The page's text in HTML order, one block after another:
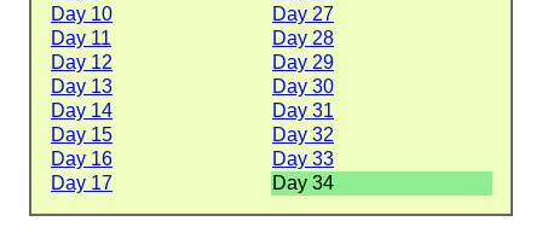
Day 10
Day 27
Day 11
Day 28
Day 12
Day 29
Day 13
Day 30
Day 14
Day 31
Day 15
Day 32
Day 16
Day 33
Day 17
Day 34